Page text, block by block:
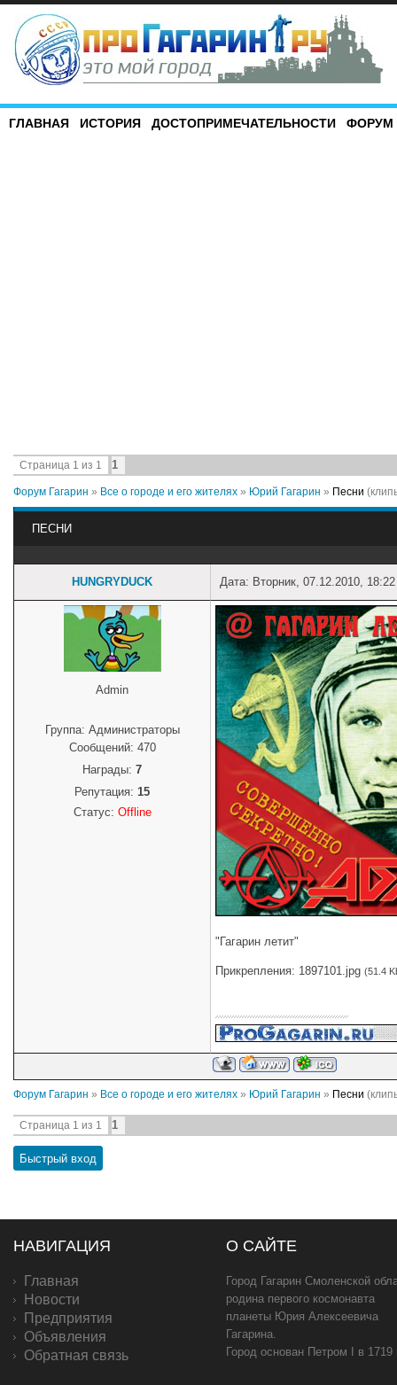
ГЛАВНАЯ ИСТОРИЯ ДОСТОПРИМЕЧАТЕЛЬНОСТИ ФОРУМ
Страница 1 из 1 1
Форум Гагарин » Все о городе и его жителях » Юрий Гагарин » Песни
ПЕСНИ
HUNGRYDUCK Дата: Вторник, 07.12.2010,
Admin
Группа: Администраторы
Сообщений: 470
Награды: 7
Репутация: 15
Статус: Offline
"Гагарин летит"
Прикрепления: 1897101.jpg (51.4
Форум Гагарин » Все о городе и его жителях » Юрий Гагарин » Песни
Страница 1 из 1 1
НАВИГАЦИЯ
Главная
Новости
Предприятия
Объявления
Обратная связь
О САЙТЕ
Город Гагарин Смоленской
родина первого космонавта
планеты Юрия Алексеевича
Гагарина.
Город основан Петром I в 1719